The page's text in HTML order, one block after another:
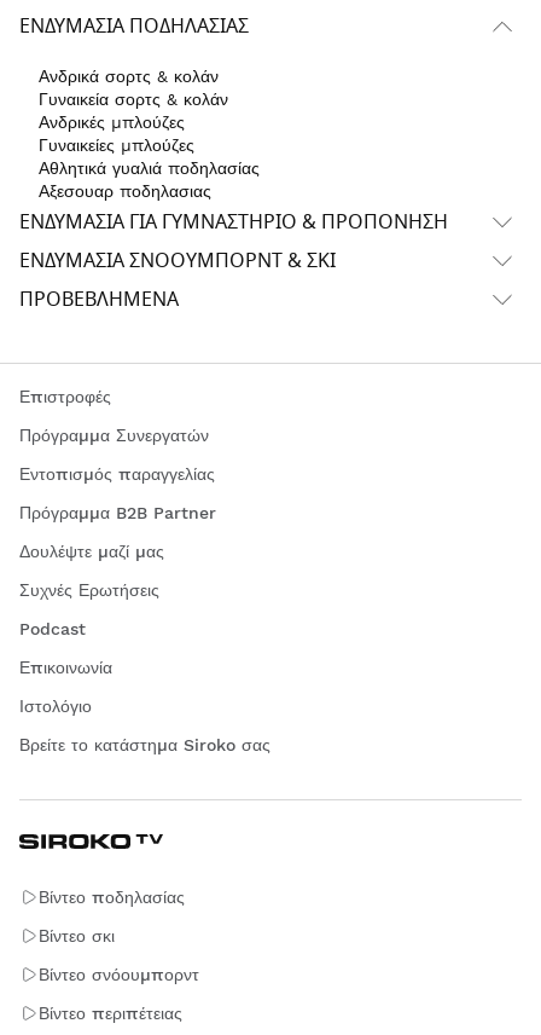
ΕΝΔΥΜΑΣΊΑ ΠΟΔΗΛΑΣΊΑΣ
Ανδρικά σορτς & κολάν
Γυναικεία σορτς & κολάν
Ανδρικές μπλούζες
Γυναικείες μπλούζες
Αθλητικά γυαλιά ποδηλασίας
Αξεσουαρ ποδηλασιας
ΕΝΔΥΜΑΣΊΑ ΓΙΑ ΓΥΜΝΑΣΤΉΡΙΟ & ΠΡΟΠΌΝΗΣΗ
ΕΝΔΥΜΑΣΊΑ ΣΝΌΟΥΜΠΟΡΝΤ & ΣΚΙ
ΠΡΟΒΕΒΛΗΜΈΝΑ
Επιστροφές
Πρόγραμμα Συνεργατών
Εντοπισμός παραγγελίας
Πρόγραμμα B2B Partner
Δουλέψτε μαζί μας
Συχνές Ερωτήσεις
Podcast
Επικοινωνία
Ιστολόγιο
Βρείτε το κατάστημα Siroko σας
Βίντεο ποδηλασίας
Βίντεο σκι
Βίντεο σνόουμπορντ
Βίντεο περιπέτειας